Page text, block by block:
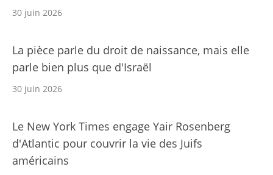
30 juin 2026
La pièce parle du droit de naissance, mais elle
parle bien plus que d'Israël
30 juin 2026
Le New York Times engage Yair Rosenberg
d'Atlantic pour couvrir la vie des Juifs
américains